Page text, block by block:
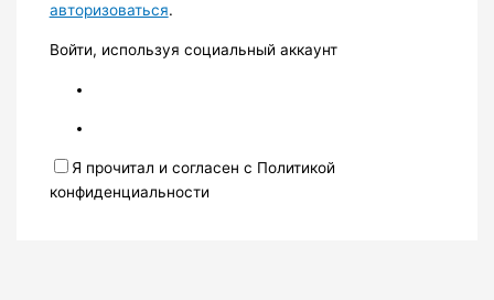
авторизоваться.
Войти, используя социальный аккаунт
Я прочитал и согласен с Политикой
конфиденциальности